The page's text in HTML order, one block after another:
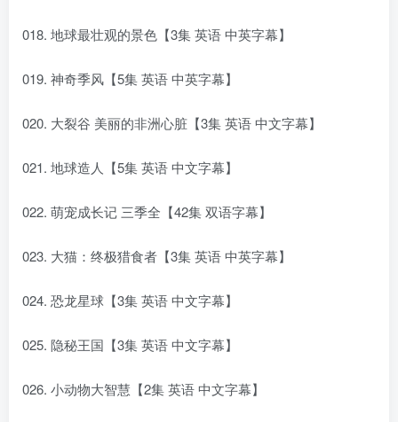
018. 地球最壮观的景色【3集 英语 中英字幕】
019. 神奇季风【5集 英语 中英字幕】
020. 大裂谷 美丽的非洲心脏【3集 英语 中文字幕】
021. 地球造人【5集 英语 中文字幕】
022. 萌宠成长记 三季全【42集 双语字幕】
023. 大猫：终极猎食者【3集 英语 中英字幕】
024. 恐龙星球【3集 英语 中文字幕】
025. 隐秘王国【3集 英语 中文字幕】
026. 小动物大智慧【2集 英语 中文字幕】